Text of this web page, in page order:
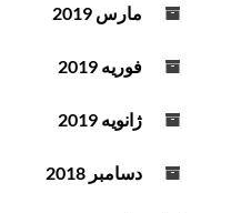
مارس 2019
فوریه 2019
ژانویه 2019
دسامبر 2018